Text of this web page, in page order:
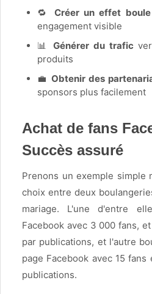
🔁 Créer un effet
engagement visible
📊Générer du trafic
produits
💼 Obtenir des
sponsors plus facilement
Achat de fans
Succès assuré
Prenons un exemple simple
choix entre deux
mariage. L'une d'entre
Facebook avec 3 000 fans,
par publications, et l'autre
page Facebook avec 15
publications.